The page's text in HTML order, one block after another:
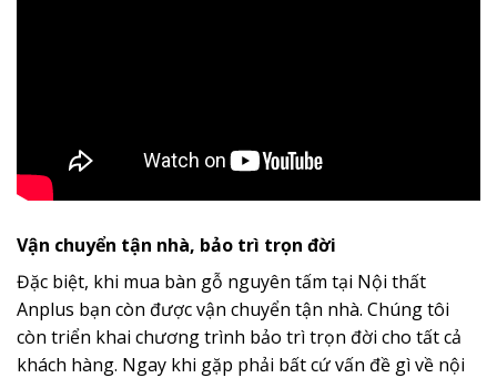
Vận chuyển tận nhà, bảo trì trọn đời
Đặc biệt, khi mua bàn gỗ nguyên tấm tại Nội thất
Anplus bạn còn được vận chuyển tận nhà. Chúng tôi
còn triển khai chương trình bảo trì trọn đời cho tất cả
khách hàng. Ngay khi gặp phải bất cứ vấn đề gì về nội